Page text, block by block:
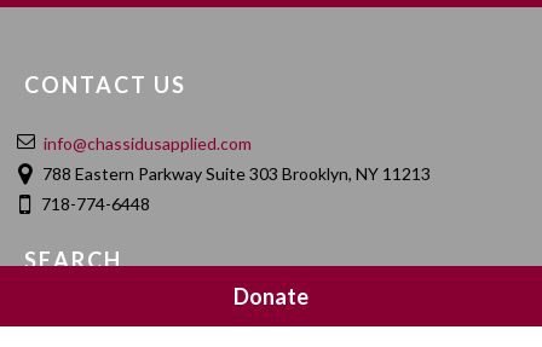
CONTACT US
info@chassidusapplied.com
788 Eastern Parkway Suite 303 Brooklyn, NY 11213
718-774-6448
SEARCH
Donate